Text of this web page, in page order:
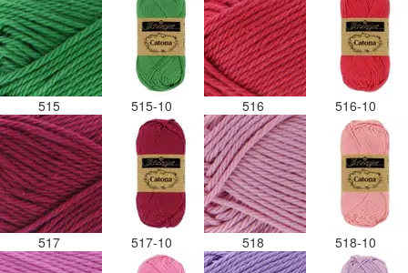
515 515-10 516 516-10
517 517-10 518 518-10